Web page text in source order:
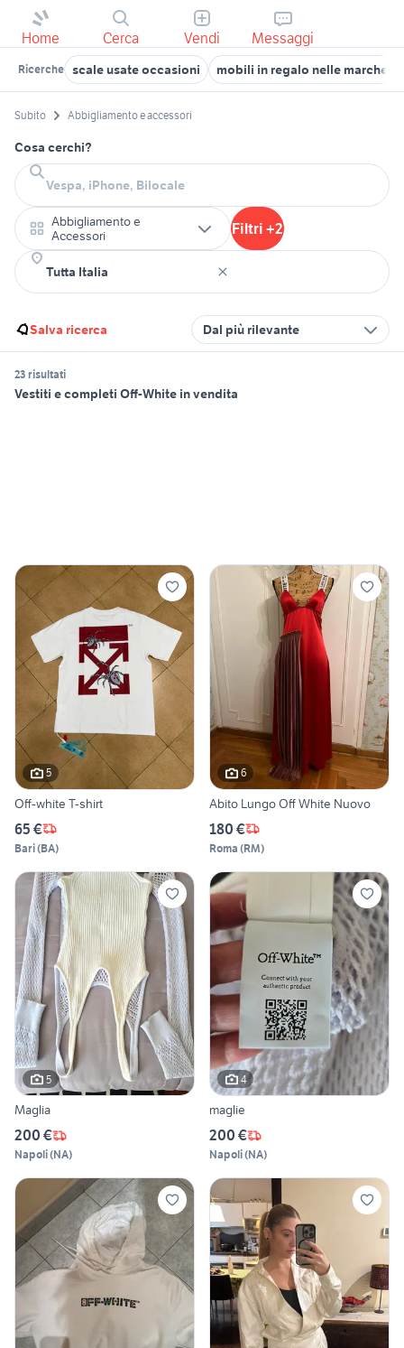
Home Cerca Vendi Messaggi
Ricerche scale usate occasioni mobili in regalo nelle marche
Subito Abbigliamento e accessori
Cosa cerchi?
Abbigliamento e
Accessori
Filtri +2
Salva ricerca Dal più rilevante
23 risultati
Vestiti e completi Off-White in vendita
5
Off-white T-shirt
65 €
Bari(BA)
6
Abito Lungo Off White Nuovo
180 €
Roma (RM)
5
Maglia
200 €
Napoli(NA)
4
maglie
200 €
Napoli(NA)